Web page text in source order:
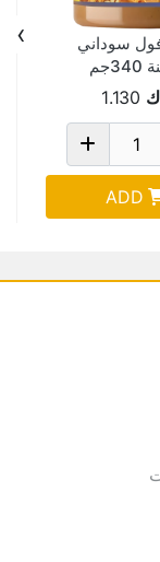
سوداني
1.130
ADD
›